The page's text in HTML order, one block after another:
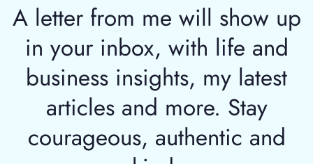
A letter from me will show up
in your inbox, with life and
business insights, my latest
articles and more. Stay
courageous, authentic and